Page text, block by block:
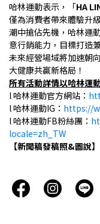
哈林運動表示，「HA
僅為消費者帶來體驗升
潮中搶佔先機，哈林運
意行銷能力，目標打造
未來經營場域將加速朝
大健康共贏新格局！
所有活動詳情以哈林運
l 哈林運動官方網站：
l 哈林運動IG： https://
l 哈林運動FB粉絲團：
locale=zh_TW
【新聞稿發稿照&圖說】